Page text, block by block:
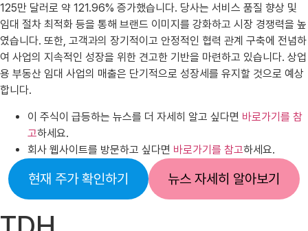
125만 달러로 약 121.96% 증가했습니다. 당사는 서비스 품질 향상 및
임대 절차 최적화 등을 통해 브랜드 이미지를 강화하고 시장 경쟁력을 높
였습니다. 또한, 고객과의 장기적이고 안정적인 협력 관계 구축에 전념하
여 사업의 지속적인 성장을 위한 견고한 기반을 마련하고 있습니다. 상업
용 부동산 임대 사업의 매출은 단기적으로 성장세를 유지할 것으로 예상
합니다.
이 주식이 급등하는 뉴스를 더 자세히 알고 싶다면 바로가기를 참
고하세요.
회사 웹사이트를 방문하고 싶다면 바로가기를 참고하세요.
현재 주가 확인하기 뉴스 자세히 알아보기